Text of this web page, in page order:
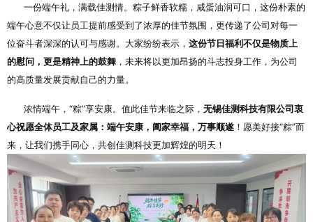
一份端午礼，满载佳测情。粽子鲜香软糯，咸蛋油润可口 ，这份朴素的
端午心意不仅让员工提前感受到了浓厚的佳节氛围 ，更传递了公司对每一
位奋斗者深深的认可与感谢。大家纷纷表示， 这份节日福利不仅是物质上
的慰问，更是精神上的鼓舞 ，未来将以更加昂扬的斗志投身工作，为公司
的高质量发展贡献自己的力量。
浓情端午，“粽”享安康。值此佳节来临之际， 无锡佳测科技有限公司衷
心祝愿全体员工及家属：端午安康，阖家幸福，万事顺遂 ！愿美好接“粽”而
来 ，让我们携手同心，共创佳测科技更加辉煌的明天！